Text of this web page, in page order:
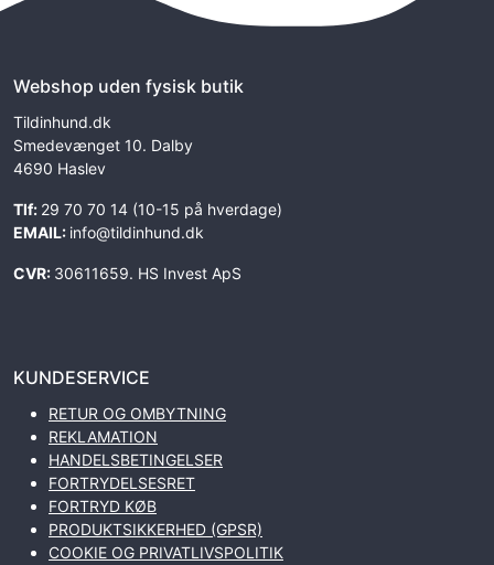
Webshop uden fysisk butik
Tildinhund.dk
Smedevænget 10. Dalby
4690 Haslev
Tlf: 29 70 70 14 (10-15 på hverdage)
EMAIL: info@tildinhund.dk
CVR: 30611659. HS Invest ApS
KUNDESERVICE
RETUR OG OMBYTNING
REKLAMATION
HANDELSBETINGELSER
FORTRYDELSESRET
FORTRYD KØB
PRODUKTSIKKERHED (GPSR)
COOKIE OG PRIVATLIVSPOLITIK